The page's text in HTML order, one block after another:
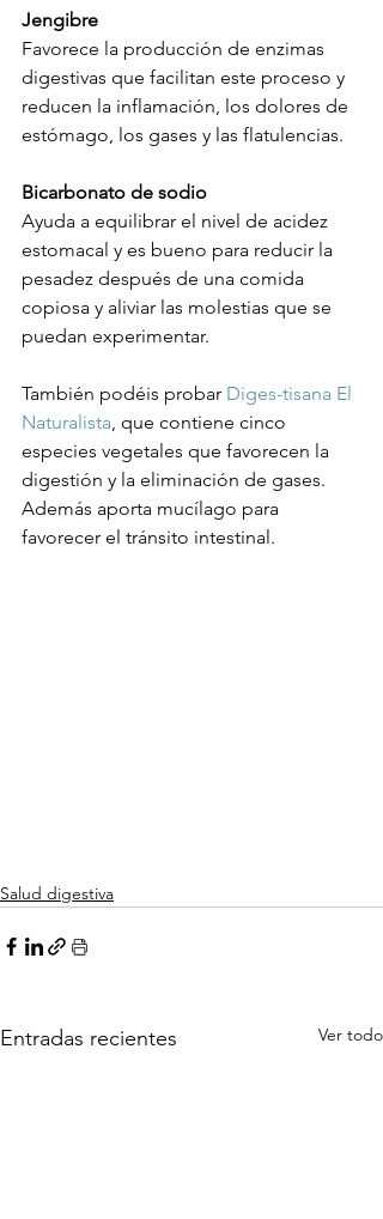
Jengibre
Favorece la producción de enzimas
digestivas que facilitan este proceso y
reducen la inflamación, los dolores de
estómago, los gases y las flatulencias.
Bicarbonato de sodio
Ayuda a equilibrar el nivel de acidez
estomacal y es bueno para reducir la
pesadez después de una comida
copiosa y aliviar las molestias que se
puedan experimentar.
También podéis probar Diges-tisana El
Naturalista , que contiene cinco
especies vegetales que favorecen la
digestión y la eliminación de gases.
Además aporta mucílago para
favorecer el tránsito intestinal.
Salud digestiva
Entradas recientes Ver todo